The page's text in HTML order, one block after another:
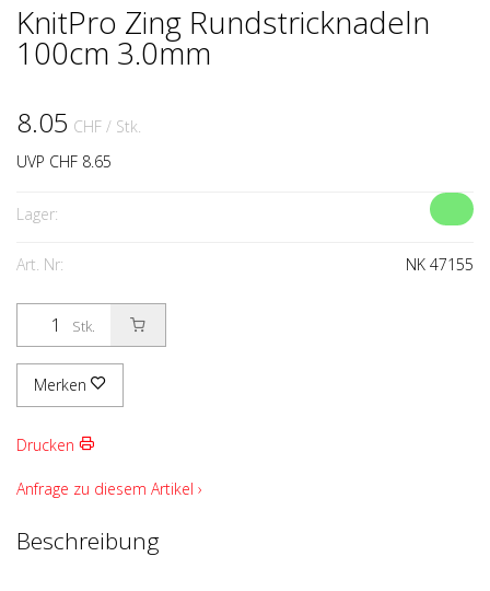
KnitPro Zing Rundstricknadeln
100cm 3.0mm
8.05 CHF / Stk.
UVP CHF 8.65
Lager:
Art. Nr: NK 47155
Stk.
Merken
Drucken
Anfrage zu diesem Artikel ›
Beschreibung